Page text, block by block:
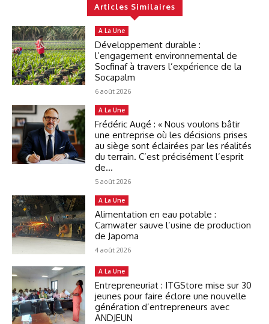
Articles Similaires
A La Une
Développement durable :
l’engagement environnemental de
Socfinaf à travers l’expérience de la
Socapalm
6 août 2026
A La Une
Frédéric Augé : « Nous voulons bâtir
une entreprise où les décisions prises
au siège sont éclairées par les réalités
du terrain. C’est précisément l’esprit
de...
5 août 2026
A La Une
Alimentation en eau potable :
Camwater sauve l’usine de production
de Japoma
4 août 2026
A La Une
Entrepreneuriat : ITGStore mise sur 30
jeunes pour faire éclore une nouvelle
génération d’entrepreneurs avec
ANDJEUN